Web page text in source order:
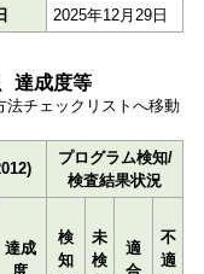
2025年12月29日
達成度等
チェックリストへ移動
プログラム検知/
検査結果状況
達成
検
知
未
検
適
不
適